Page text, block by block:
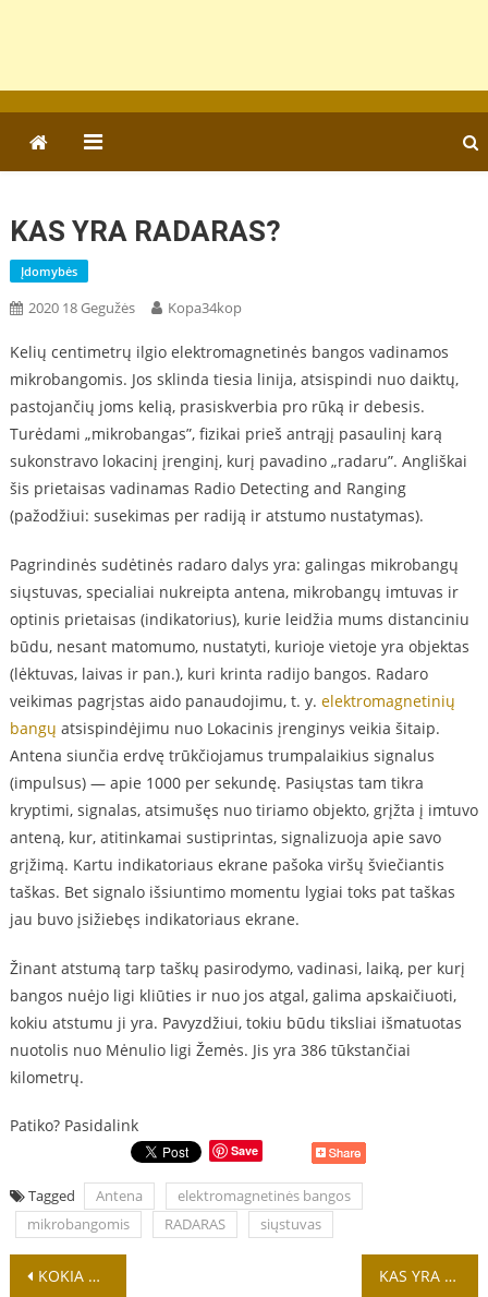
KAS YRA RADARAS?
Įdomybės
2020 18 Gegužės Kopa34kop
Kelių centimetrų ilgio elektromagnetinės bangos vadinamos
mikrobangomis. Jos sklinda tiesia linija, atsispindi nuo daiktų,
pastojančių joms kelią, prasiskverbia pro rūką ir debesis.
Turėdami „mikrobangas”, fizikai prieš antrąjį pasaulinį karą
sukonstravo lokacinį įrenginį, kurį pavadino „radaru”. Angliškai
šis prietaisas vadinamas Radio Detecting and Ranging
(pažodžiui: susekimas per radiją ir atstumo nustatymas).
Pagrindinės sudėtinės radaro dalys yra: galingas mikrobangų
siųstuvas, specialiai nukreipta antena, mikrobangų imtuvas ir
optinis prietaisas (indikatorius), kurie leidžia mums distanciniu
būdu, nesant matomumo, nustatyti, kurioje vietoje yra objektas
(lėktuvas, laivas ir pan.), kuri krinta radijo bangos. Radaro
veikimas pagrįstas aido panaudojimu, t. y. elektromagnetinių
bangų atsispindėjimu nuo Lokacinis įrenginys veikia šitaip.
Antena siunčia erdvę trūkčiojamus trumpalaikius signalus
(impulsus) — apie 1000 per sekundę. Pasiųstas tam tikra
kryptimi, signalas, atsimušęs nuo tiriamo objekto, grįžta į imtuvo
anteną, kur, atitinkamai sustiprintas, signalizuoja apie savo
grįžimą. Kartu indikatoriaus ekrane pašoka viršų šviečiantis
taškas. Bet signalo išsiuntimo momentu lygiai toks pat taškas
jau buvo įsižiebęs indikatoriaus ekrane.
Žinant atstumą tarp taškų pasirodymo, vadinasi, laiką, per kurį
bangos nuėjo ligi kliūties ir nuo jos atgal, galima apskaičiuoti,
kokiu atstumu ji yra. Pavyzdžiui, tokiu būdu tiksliai išmatuotas
nuotolis nuo Mėnulio ligi Žemės. Jis yra 386 tūkstančiai
kilometrų.
Patiko? Pasidalink
Save
Tagged Antena
elektromagnetinės bangos
mikrobangomis
RADARAS siųstuvas
Navigacija
KOKIA GYVATĖ NUODINGIAUSIA? KAS YRA ŠILUMA IR ŠALTIS?